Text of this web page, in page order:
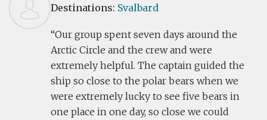
Destinations: Svalbard
Our group spent seven days around the
Arctic Circle and the crew and were
extremely helpful. The captain guided the
ship so close to the polar bears when we
were extremely lucky to see five bears in
one place in one day, so close we could